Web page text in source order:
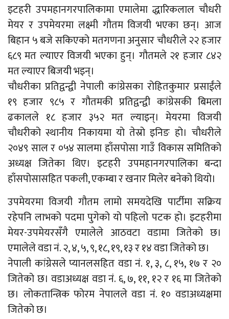
इटहरी उपमहानगरपालिकामा एमालेमा द्धारिकलाल चौधरी
मेयर र उपमेयरमा लक्ष्मी गौतम विजयी भएका छन्। आज
बिहान ५ बजे सकिएको मतगणना अनुसार चौधरीले २२ हजार
६८९ मत ल्याएर विजयी भएका हुन्। गौतमले २१ हजार ८४२
मत ल्याएर बिजयी भइन्।
चौधरीका प्रतिद्वन्द्वी नेपाली कांग्रेसका रोहितकुमार प्रसाईंले
१९ हजार ९८५ र गौतमकी प्रतिद्वन्द्वी कांग्रेसकी बिमला
ढकालले १८ हजार ३५२ मत ल्याइन्। मेयरमा विजयी
चौधरीको स्थानीय निकायमा यो तेस्रो इनिङ हो। चौधरीले
२०४९ साल र ०५४ सालमा हाँसपोसा गाउँ विकास समितिको
अध्यक्ष जितेका थिए। इटहरी उपमहानगरपालिका बन्दा
हाँसपोसासहित पकली, एकम्बा र खनार मिलेर बनेको थियो।
उपमेयरमा विजयी गौतम लामो समयदेखि पार्टीमा सक्रिय
रहेपनि लाभको पदमा पुगेको यो पहिलो पटक हो। इटहरीमा
मेयर-उपमेयरसँगै एमालेले आठवटा वडामा जितेको छ।
एमालेले वडा नं. २, ४, ५, ९, १८, १९, १३ र १४ वडा जितेको छ।
नेपाली कांग्रेसले प्यानलसहित वडा नं. १, ३, ८, १५, १७ र २०
जितेको छ। वडाअध्यक्ष वडा नं. ६, ७, ११, १२ र १६ मा जितेको
छ। लोकतान्त्रिक फोरम नेपालले वडा नं. १० वडाअध्यक्षमा
जितेको छ।